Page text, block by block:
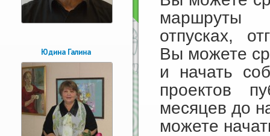
Юдина Галина
маршруты
отпусках,
Вы можете
и начать
проектов
месяцев до
можете